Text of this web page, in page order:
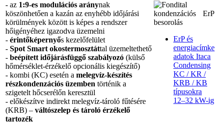
- az 1:9-es modulációs aránynak
köszönhetően a kazán az enyhébb időjárási
körülmények között is képes a rendszer
hőigényéhez igazodva üzemelni
- érintőképernyős kezelőfelület
- Spot Smart okostermosztáttal üzemeltethető
- beépített időjárásfüggő szabályozó (külső
hőmérséklet-érzékelő opcionális kiegészítő)
- kombi (KC) esetén a melegvíz-készítés
részkondenzációs üzemben történik a
szigetelt hőcserélőn keresztül
- előkészítve indirekt melegvíz-tároló fűtésére
(KRB) – váltószelep és tároló érzékelő
tartozék
ErP és
energiacímke
adatok Itaca
Condensing
KC / KR /
KRB / KB
típusokra
12–32 kW-ig